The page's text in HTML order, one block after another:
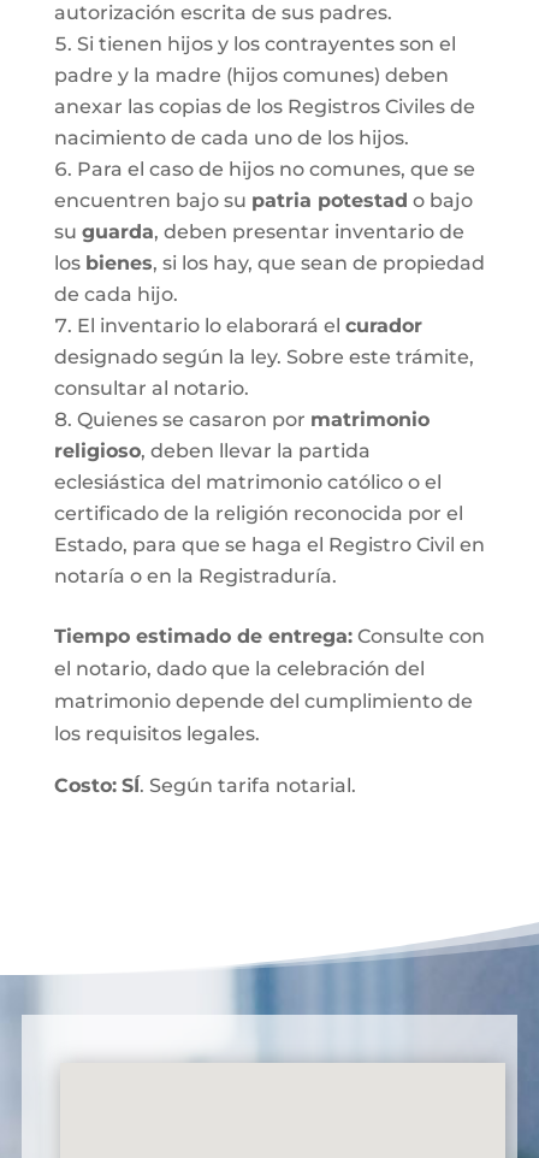
autorización escrita de sus padres.
Si tienen hijos y los contrayentes son el
padre y la madre (hijos comunes) deben
anexar las copias de los Registros Civiles de
nacimiento de cada uno de los hijos.
Para el caso de hijos no comunes, que se
encuentren bajo su patria potestad o bajo
su guarda, deben presentar inventario de
los bienes, si los hay, que sean de propiedad
de cada hijo.
El inventario lo elaborará el curador
designado según la ley. Sobre este trámite,
consultar al notario.
Quienes se casaron por matrimonio
religioso, deben llevar la partida
eclesiástica del matrimonio católico o el
certificado de la religión reconocida por el
Estado, para que se haga el Registro Civil en
notaría o en la Registraduría.
Tiempo estimado de entrega:Consulte con
el notario, dado que la celebración del
matrimonio depende del cumplimiento de
los requisitos legales.
Costo: SÍ. Según tarifa notarial.